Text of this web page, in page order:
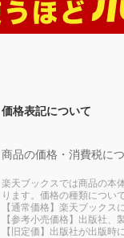
価格表記について
商品の価格・消費税に
楽天ブックスでは商品の本
ります。価格の種類につい
【通常価格】楽天ブックス
【参考小売価格】出版社、
【旧定価】出版社が出版時